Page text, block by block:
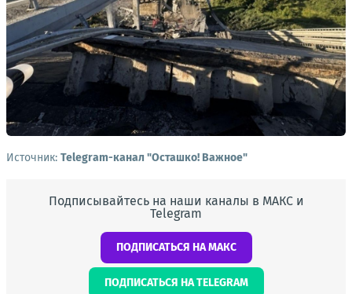
Источник: Telegram-канал "Осташко! Важное"
Подписывайтесь на наши каналы в МАКС и
Telegram
ПОДПИСАТЬСЯ НА МАКС
ПОДПИСАТЬСЯ НА TELEGRAM